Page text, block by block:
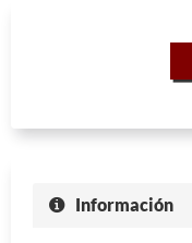
Información